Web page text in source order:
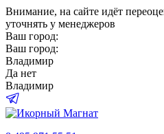
Внимание, на сайте идёт
уточнять у менеджеров
Ваш город:
Ваш город:
Владимир
Да нет
Владимир